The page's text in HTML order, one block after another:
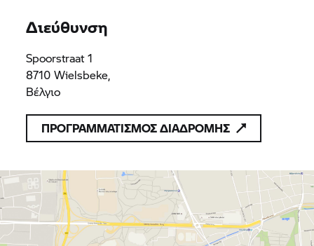
Διεύθυνση
Spoorstraat 1
8710 Wielsbeke,
Βέλγιο
ΠΡΟΓΡΑΜΜΑΤΙΣΜΟΣ ΔΙΑΔΡΟΜΗΣ